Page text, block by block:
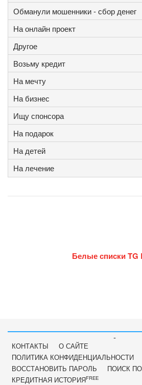
Обманули мошенники - сбор денег
На онлайн проект
Другое
Возьму кредит
На мечту
На бизнес
Ищу спонсора
На подарок
На детей
На лечение
Белые списки TG
-
КОНТАКТЫ
О САЙТЕ
ПОЛИТИКА КОНФИДЕНЦИАЛЬНОСТИ
ВОССТАНОВИТЬ ПАРОЛЬ
ПОИСК
КРЕДИТНАЯ ИСТОРИЯFREE